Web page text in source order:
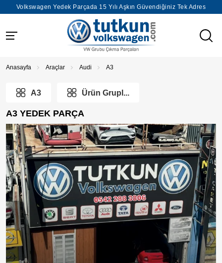
Volkswagen Yedek Parçada 15 Yılı Aşkın Güvendiğiniz Tek Adres
Anasayfa Araçlar Audi A3
A3 Ürün Grupl...
A3 YEDEK PARÇA